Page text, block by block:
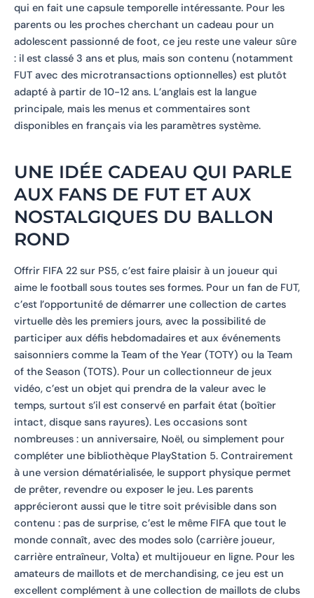
qui en fait une capsule temporelle intéressante. Pour les
parents ou les proches cherchant un cadeau pour un
adolescent passionné de foot, ce jeu reste une valeur sûre
: il est classé 3 ans et plus, mais son contenu (notamment
FUT avec des microtransactions optionnelles) est plutôt
adapté à partir de 10-12 ans. L’anglais est la langue
principale, mais les menus et commentaires sont
disponibles en français via les paramètres système.
UNE IDÉE CADEAU QUI PARLE
AUX FANS DE FUT ET AUX
NOSTALGIQUES DU BALLON
ROND
Offrir FIFA 22 sur PS5, c’est faire plaisir à un joueur qui
aime le football sous toutes ses formes. Pour un fan de FUT,
c’est l’opportunité de démarrer une collection de cartes
virtuelle dès les premiers jours, avec la possibilité de
participer aux défis hebdomadaires et aux événements
saisonniers comme la Team of the Year (TOTY) ou la Team
of the Season (TOTS). Pour un collectionneur de jeux
vidéo, c’est un objet qui prendra de la valeur avec le
temps, surtout s’il est conservé en parfait état (boîtier
intact, disque sans rayures). Les occasions sont
nombreuses : un anniversaire, Noël, ou simplement pour
compléter une bibliothèque PlayStation 5. Contrairement
à une version dématérialisée, le support physique permet
de prêter, revendre ou exposer le jeu. Les parents
apprécieront aussi que le titre soit prévisible dans son
contenu : pas de surprise, c’est le même FIFA que tout le
monde connaît, avec des modes solo (carrière joueur,
carrière entraîneur, Volta) et multijoueur en ligne. Pour les
amateurs de maillots et de merchandising, ce jeu est un
excellent complément à une collection de maillots de clubs